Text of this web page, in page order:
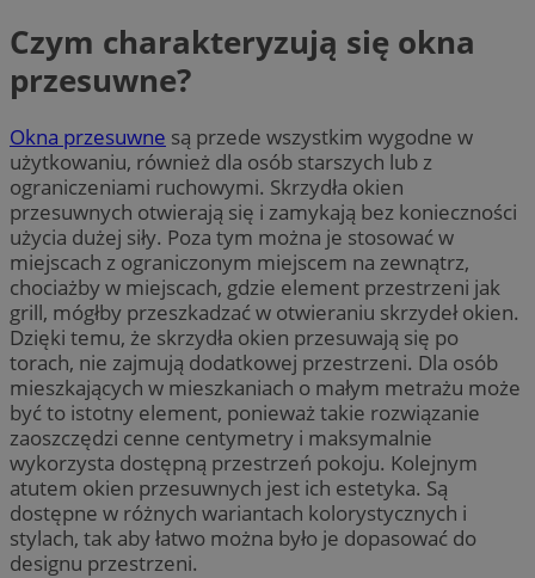
Czym charakteryzują się okna
przesuwne?
Okna przesuwne są przede wszystkim wygodne w
użytkowaniu, również dla osób starszych lub z
ograniczeniami ruchowymi. Skrzydła okien
przesuwnych otwierają się i zamykają bez konieczności
użycia dużej siły. Poza tym można je stosować w
miejscach z ograniczonym miejscem na zewnątrz,
chociażby w miejscach, gdzie element przestrzeni jak
grill, mógłby przeszkadzać w otwieraniu skrzydeł okien.
Dzięki temu, że skrzydła okien przesuwają się po
torach, nie zajmują dodatkowej przestrzeni. Dla osób
mieszkających w mieszkaniach o małym metrażu może
być to istotny element, ponieważ takie rozwiązanie
zaoszczędzi cenne centymetry i maksymalnie
wykorzysta dostępną przestrzeń pokoju. Kolejnym
atutem okien przesuwnych jest ich estetyka. Są
dostępne w różnych wariantach kolorystycznych i
stylach, tak aby łatwo można było je dopasować do
designu przestrzeni.